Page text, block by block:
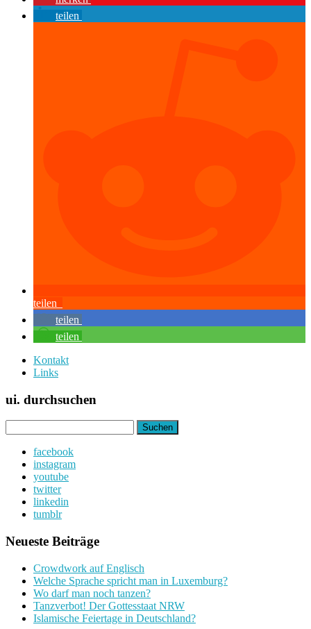
teilen
teilen
teilen
teilen
Kontakt
Links
ui. durchsuchen
nach:
facebook
instagram
youtube
twitter
linkedin
tumblr
Neueste Beiträge
Crowdwork auf Englisch
Welche Sprache spricht man in Luxemburg?
Wo darf man noch tanzen?
Tanzverbot! Der Gottesstaat NRW
Islamische Feiertage in Deutschland?